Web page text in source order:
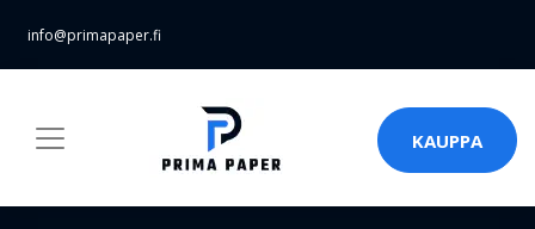
info@primapaper.fi
KAUPPA